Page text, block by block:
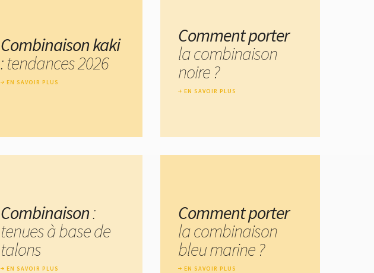
Combinaison kaki
: tendances 2026
EN SAVOIR PLUS
Comment porter
la combinaison
noire ?
EN SAVOIR PLUS
Combinaison:
tenues à base de
talons
EN SAVOIR PLUS
Comment porter
la combinaison
bleu marine ?
EN SAVOIR PLUS